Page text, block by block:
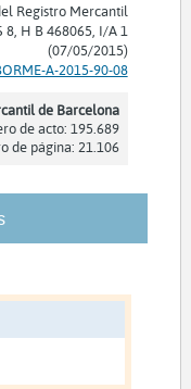
Registro Mercantil
8, H B 468065, I/A 1
(07/05/2015)
A-2015-90-08
de Barcelona
de acto: 195.689
de página: 21.106